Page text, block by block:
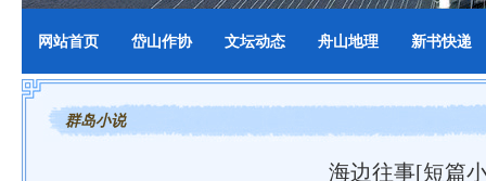
网站首页 岱山作协 文坛动态 舟山地理 新书快递
群岛小说
海边往事[短篇